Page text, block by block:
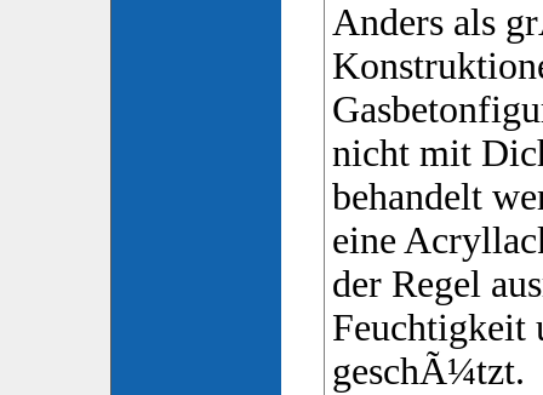
Anders als
nicht mit
behandelt
eine
der Regel
Feuchtigkeit
geschÃ¼tzt.